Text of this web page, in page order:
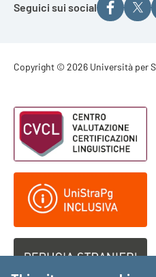
Seguici sui social
Footer -
Copyright © 2026 Università per
Footer - Loghi